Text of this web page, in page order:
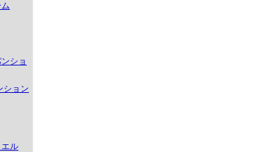
ショ
ション
ル